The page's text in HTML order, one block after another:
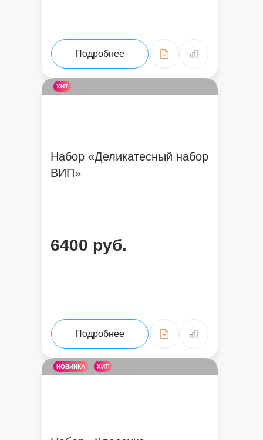
Подробнее
ХИТ
Набор «Деликатесный набор
ВИП»
6400 руб.
Подробнее
НОВИНКА ХИТ